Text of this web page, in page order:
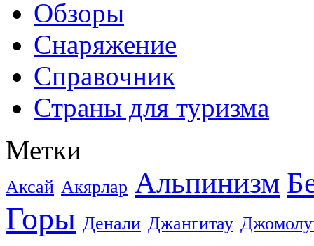
Обзоры
Снаряжение
Справочник
Страны для туризма
Метки
Аксай Акярлар Альпинизм
Горы Денали Джангитау